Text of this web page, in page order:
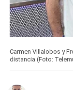
Carmen VIllalobos y
distancia (Foto: